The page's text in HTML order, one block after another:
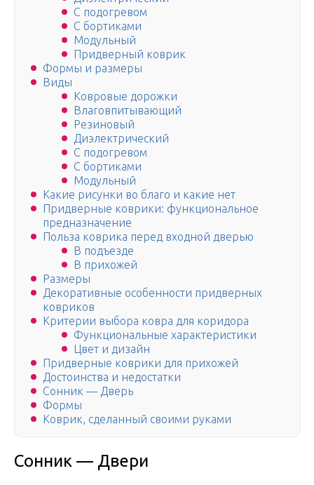
С подогревом
С бортиками
Модульный
Придверный коврик
Формы и размеры
Виды
Ковровые дорожки
Влаговпитывающий
Резиновый
Диэлектрический
С подогревом
С бортиками
Модульный
Какие рисунки во благо и какие нет
Придверные коврики: функциональное
предназначение
Польза коврика перед входной дверью
В подъезде
В прихожей
Размеры
Декоративные особенности придверных
ковриков
Критерии выбора ковра для коридора
Функциональные характеристики
Цвет и дизайн
Придверные коврики для прихожей
Достоинства и недостатки
Сонник — Дверь
Формы
Коврик, сделанный своими руками
Сонник — Двери